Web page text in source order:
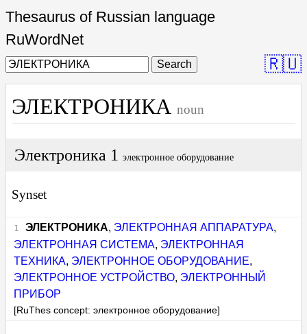
Thesaurus of Russian language
RuWordNet
Search 🇷🇺
ЭЛЕКТРОНИКА noun
Электроника 1 электронное оборудование
Synset
ЭЛЕКТРОНИКА, ЭЛЕКТРОННАЯ АППАРАТУРА,
ЭЛЕКТРОННАЯ СИСТЕМА, ЭЛЕКТРОННАЯ
ТЕХНИКА, ЭЛЕКТРОННОЕ ОБОРУДОВАНИЕ,
ЭЛЕКТРОННОЕ УСТРОЙСТВО, ЭЛЕКТРОННЫЙ
ПРИБОР
[RuThes concept: электронное оборудование]